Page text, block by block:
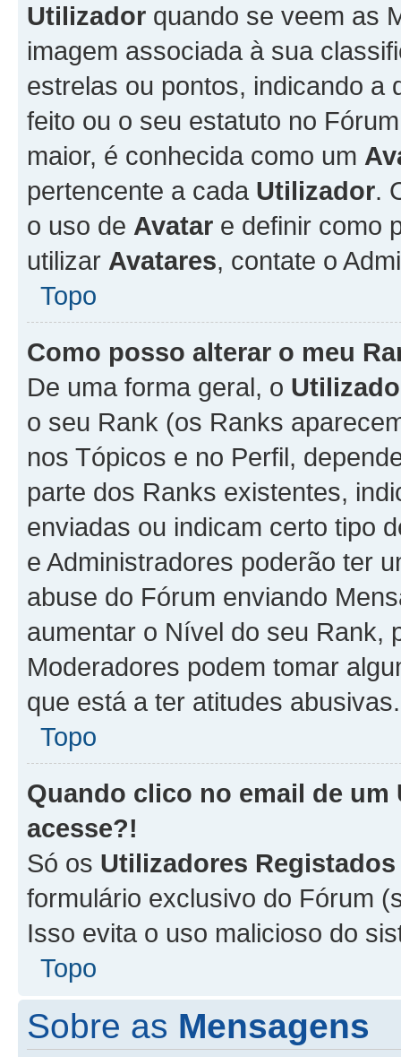
Utilizador quando se veem as
imagem associada à sua
estrelas ou pontos, indicando a
feito ou o seu estatuto no
maior, é conhecida como um
pertencente a cada Utilizador.
o uso de Avatar e definir como
utilizar Avatares, contate o
Topo
Como posso alterar o meu
De uma forma geral, o
o seu Rank (os Ranks
nos Tópicos e no Perfil,
parte dos Ranks existentes,
enviadas ou indicam certo tipo
e Administradores poderão ter
abuse do Fórum enviando
aumentar o Nível do seu Rank,
Moderadores podem tomar
que está a ter atitudes abusivas.
Topo
Quando clico no email de um
acesse?!
Só os Utilizadores Registados
formulário exclusivo do Fórum
Isso evita o uso malicioso do
Topo
Sobre as Mensagens